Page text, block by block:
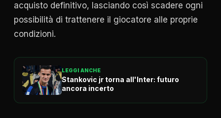
acquisto definitivo, lasciando così scadere ogni
possibilità di trattenere il giocatore alle proprie
condizioni.
LEGGI ANCHE
Stankovic jr torna all'Inter: futuro
ancora incerto